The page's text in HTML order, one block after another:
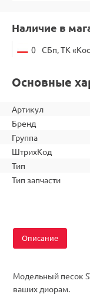
Наличие в
0 СБп, ТК
Основные
Артикул
Бренд
Группа
ШтрихКод
Тип
Тип запчасти
Описание
Модельный песок
ваших диорам.